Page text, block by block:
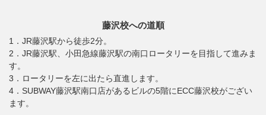
藤沢校への道順
1．JR藤沢駅から徒歩2分。
2．JR藤沢駅、小田急線藤沢駅の南口ロータリーを目指して進みま
す。
3．ロータリーを左に出たら直進します。
4．SUBWAY藤沢駅南口店があるビルの5階にECC藤沢校がござい
ます。